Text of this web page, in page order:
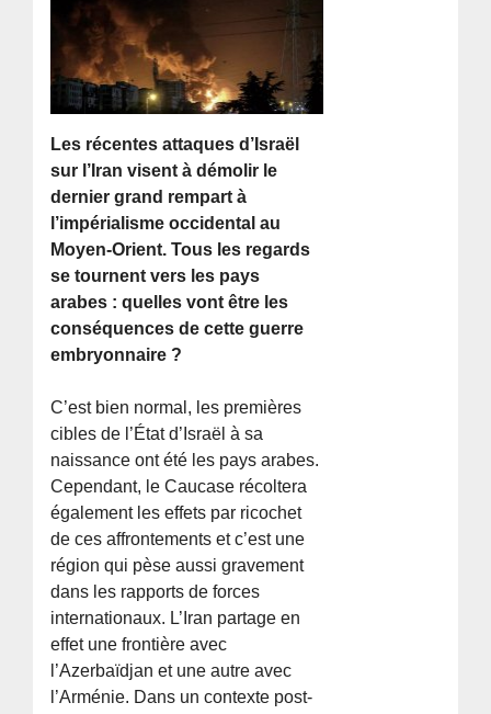
Les récentes attaques d’Israël
sur l’Iran visent à démolir le
dernier grand rempart à
l’impérialisme occidental au
Moyen-Orient. Tous les regards
se tournent vers les pays
arabes : quelles vont être les
conséquences de cette guerre
embryonnaire ?
C’est bien normal, les premières
cibles de l’État d’Israël à sa
naissance ont été les pays arabes.
Cependant, le Caucase récoltera
également les effets par ricochet
de ces affrontements et c’est une
région qui pèse aussi gravement
dans les rapports de forces
internationaux. L’Iran partage en
effet une frontière avec
l’Azerbaïdjan et une autre avec
l’Arménie. Dans un contexte post-